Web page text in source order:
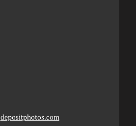
depositphotos.com